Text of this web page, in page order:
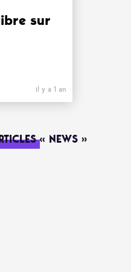
sur
il y a 1 an
« NEWS »